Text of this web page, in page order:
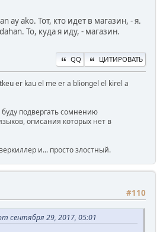
ay ako. Тот, кто идет в магазин, - я.
То, куда я иду, - магазин.
QQ ЦИТИРОВАТЬ
er kau el me er a bliongel el kirel a
подвергать сомнению
описания которых нет в
и... просто злостный.
#110
сентября 29, 2017, 05:01